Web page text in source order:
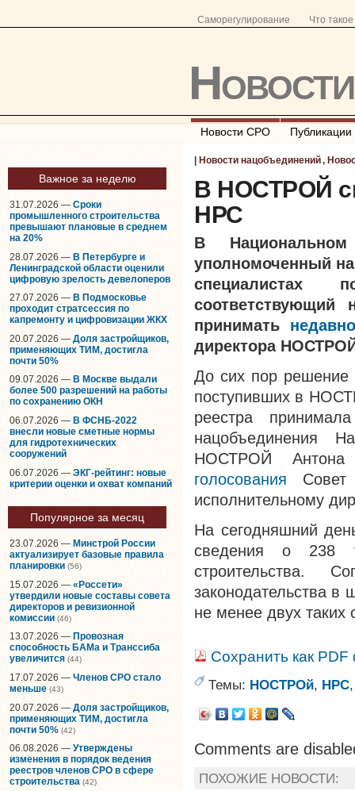
Саморегулирование Что
Новости СРО Публикации
Важное за неделю
31.07.2026 — Сроки
промышленного строительства
превышают плановые в среднем
на 20%
28.07.2026 — В Петербурге и
Ленинградской области оценили
цифровую зрелость девелоперов
27.07.2026 — В Подмосковье
проходит стратсессия по
капремонту и цифровизации ЖКХ
20.07.2026 — Доля застройщиков,
применяющих ТИМ, достигла
почти 50%
09.07.2026 — В Москве выдали
более 500 разрешений на работы
по сохранению ОКН
06.07.2026 — В ФСНБ-2022
внесли новые сметные нормы
для гидротехнических
сооружений
06.07.2026 — ЭКГ-рейтинг: новые
критерии оценки и охват компаний
Популярное за месяц
23.07.2026 — Минстрой России
актуализирует базовые правила
планировки (56)
15.07.2026 — «Россети»
утвердили новые составы совета
директоров и ревизионной
комиссии (46)
13.07.2026 — Провозная
способность БАМа и Транссиба
увеличится (44)
17.07.2026 — Членов СРО стало
меньше (43)
20.07.2026 — Доля застройщиков,
применяющих ТИМ, достигла
почти 50% (42)
06.08.2026 — Утверждены
изменения в порядок ведения
реестров членов СРО в сфере
строительства (42)
Новости нацобъединений,
В НОСТРОЙ
НРС
В Национальном
уполномоченный
специалистах
соответствующий
принимать
директора
До сих пор решение
поступивших в
реестра
нацобъединения
НОСТРОЙ
голосования Совет
исполнительному
На сегодняшний
сведения о 238
строительства.
законодательства
не менее двух таких
Сохранить как
Темы: НОСТРОй, НРС
Comments are
ПОХОЖИЕ НОВОСТИ: